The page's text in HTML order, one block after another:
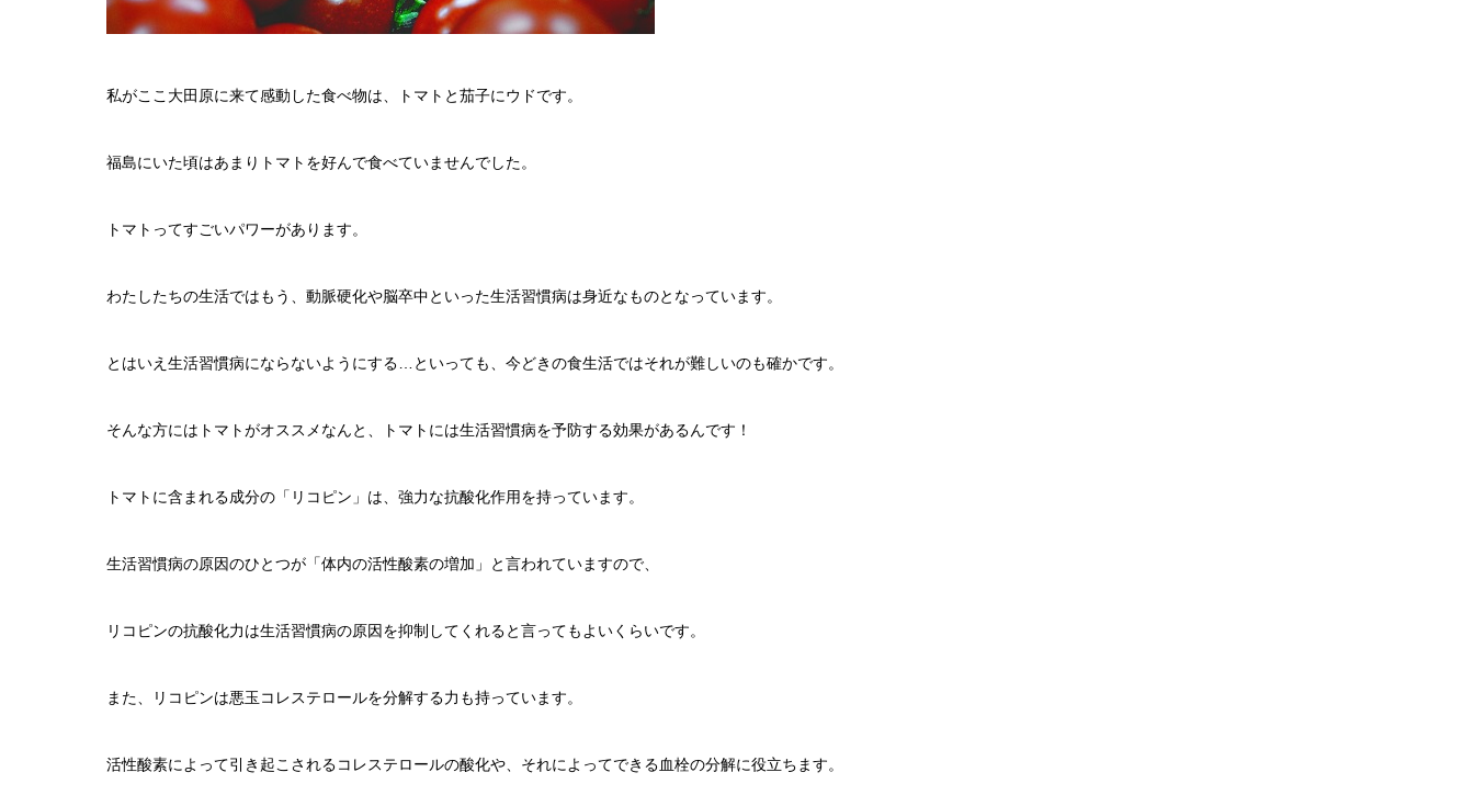
私がここ大田原に来て感動した食べ物は、トマトと茄子にウドです。
福島にいた頃はあまりトマトを好んで食べていませんでした。
トマトってすごいパワーがあります。
わたしたちの生活ではもう、動脈硬化や脳卒中といった生活習慣病は身近なものとなっています。
とはいえ生活習慣病にならないようにする…といっても、今どきの食生活ではそれが難しいのも確かです。
そんな方にはトマトがオススメなんと、トマトには生活習慣病を予防する効果があるんです！
トマトに含まれる成分の「リコピン」は、強力な抗酸化作用を持っています。
生活習慣病の原因のひとつが「体内の活性酸素の増加」と言われていますので、
リコピンの抗酸化力は生活習慣病の原因を抑制してくれると言ってもよいくらいです。
また、リコピンは悪玉コレステロールを分解する力も持っています。
活性酸素によって引き起こされるコレステロールの酸化や、それによってできる血栓の分解に役立ちます。